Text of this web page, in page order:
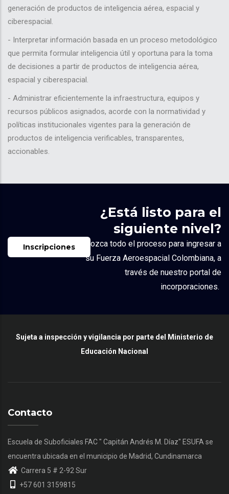
generación de productos de inteligencia aérea, espacial y
ciberespacial.
- Interpretar información basada en un proceso metodológico
que permita formular inteligencia útil y oportuna para la toma
de decisiones a partir de productos de inteligencia aérea,
espacial y ciberespacial.
- Administrar eficientemente la infraestructura, equipos y
recursos públicos asignados, acorde con la normatividad y
políticas institucionales vigentes para la generación de
productos de inteligencia verificables, transparentes,
accionables.
¿Está listo para el
siguiente nivel?
Conozca todo el proceso para ingresar a
su Fuerza Aeroespacial Colombiana, a
través de nuestro portal de
incorporaciones.
Inscripciones
Sujeta a inspección y vigilancia por parte del Ministerio de
Educación Nacional
Contacto
Escuela de Suboficiales FAC " Capitán Andrés M. Díaz" ESUFA se
encuentra ubicada en el municipio de Madrid, Cundinamarca
Carrera 5 # 2-92 Sur
+57 601 3159815